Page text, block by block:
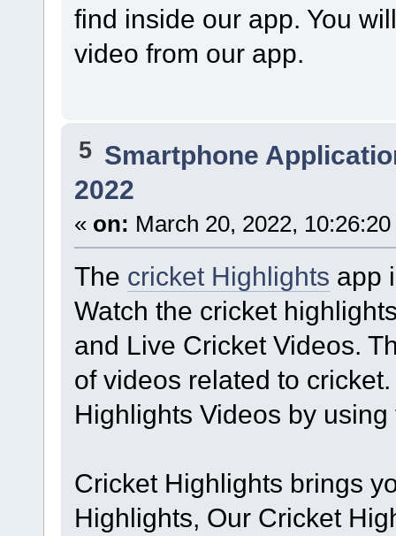
find inside our app. You
video from our app.
5 Smartphone
2022
« on: March 20, 2022,
The cricket Highlights app
Watch the cricket
and Live Cricket Videos.
of videos related to
Highlights Videos by
Cricket Highlights brings
Highlights, Our Cricket